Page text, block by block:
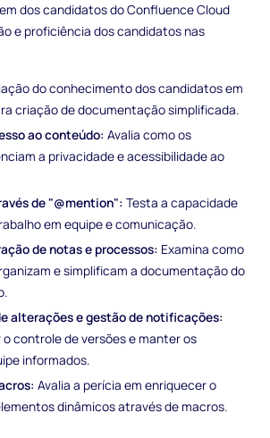
dos candidatos do Confluence Cloud
e proficiência dos candidatos nas
do conhecimento dos candidatos em
criação de documentação simplificada.
ao conteúdo: Avalia como os
a privacidade e acessibilidade ao
de "@mention": Testa a capacidade
em equipe e comunicação.
de notas e processos: Examina como
e simplificam a documentação do
alterações e gestão de notificações:
controle de versões e manter os
informados.
Avalia a perícia em enriquecer o
dinâmicos através de macros.